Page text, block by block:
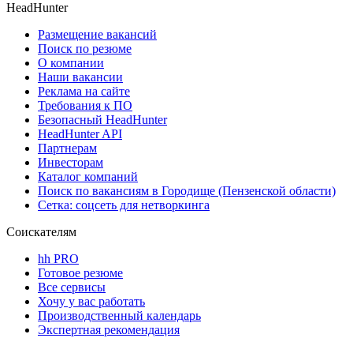
HeadHunter
Размещение вакансий
Поиск по резюме
О компании
Наши вакансии
Реклама на сайте
Требования к ПО
Безопасный HeadHunter
HeadHunter API
Партнерам
Инвесторам
Каталог компаний
Поиск по вакансиям в Городище (Пензенской области)
Сетка: соцсеть для нетворкинга
Соискателям
hh PRO
Готовое резюме
Все сервисы
Хочу у вас работать
Производственный календарь
Экспертная рекомендация